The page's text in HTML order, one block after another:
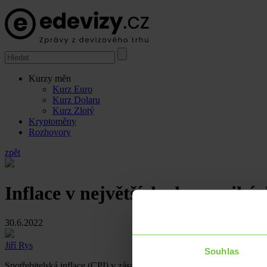
Souhlas
Kurzy měn
Kurz Euro
Kurz Dolaru
Kurz Zlotý
Kryptoměny
Rozhovory
zpět
Inflace v největších
30.6.2022
Jiří Rys